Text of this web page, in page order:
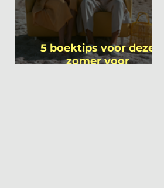
5 boektips voor deze
zomer voor